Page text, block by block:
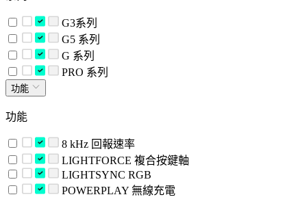
G3系列
G5 系列
G 系列
PRO 系列
功能
功能
8 kHz 回報速率
LIGHTFORCE 複合按鍵軸
LIGHTSYNC RGB
POWERPLAY 無線充電